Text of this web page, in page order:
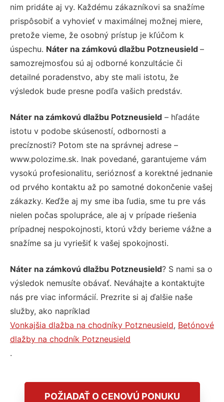
nim pridáte aj vy. Každému zákazníkovi sa snažíme
prispôsobiť a vyhovieť v maximálnej možnej miere,
pretože vieme, že osobný prístup je kľúčom k
úspechu. Náter na zámkovú dlažbu Potzneusield –
samozrejmosťou sú aj odborné konzultácie či
detailné poradenstvo, aby ste mali istotu, že
výsledok bude presne podľa vašich predstáv.
Náter na zámkovú dlažbu Potzneusield – hľadáte
istotu v podobe skúseností, odbornosti a
precíznosti? Potom ste na správnej adrese –
www.polozime.sk. Inak povedané, garantujeme vám
vysokú profesionalitu, serióznosť a korektné jednanie
od prvého kontaktu až po samotné dokončenie vašej
zákazky. Keďže aj my sme iba ľudia, sme tu pre vás
nielen počas spolupráce, ale aj v prípade riešenia
prípadnej nespokojnosti, ktorú vždy berieme vážne a
snažíme sa ju vyriešiť k vašej spokojnosti.
Náter na zámkovú dlažbu Potzneusield? S nami sa o
výsledok nemusíte obávať. Neváhajte a kontaktujte
nás pre viac informácií. Prezrite si aj ďalšie naše
služby, ako napríklad
Vonkajšia dlažba na chodníky Potzneusield, Betónové
dlažby na chodník Potzneusield
.
POŽIADAŤ O CENOVÚ PONUKU